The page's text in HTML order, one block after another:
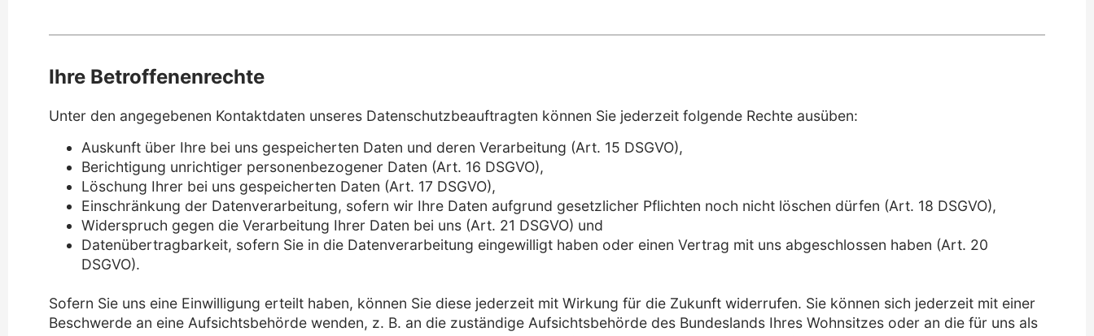
Ihre Betroffenenrechte
Unter den angegebenen Kontaktdaten unseres Datenschutzbeauftragten können Sie jederzeit folgende Rechte ausüben:
Auskunft über Ihre bei uns gespeicherten Daten und deren Verarbeitung (Art. 15 DSGVO),
Berichtigung unrichtiger personenbezogener Daten (Art. 16 DSGVO),
Löschung Ihrer bei uns gespeicherten Daten (Art. 17 DSGVO),
Einschränkung der Datenverarbeitung, sofern wir Ihre Daten aufgrund gesetzlicher Pflichten noch nicht löschen dürfen (Art. 18 DSGVO),
Widerspruch gegen die Verarbeitung Ihrer Daten bei uns (Art. 21 DSGVO) und
Datenübertragbarkeit, sofern Sie in die Datenverarbeitung eingewilligt haben oder einen Vertrag mit uns abgeschlossen haben (Art. 20
DSGVO).
Sofern Sie uns eine Einwilligung erteilt haben, können Sie diese jederzeit mit Wirkung für die Zukunft widerrufen. Sie können sich jederzeit mit einer
Beschwerde an eine Aufsichtsbehörde wenden, z. B. an die zuständige Aufsichtsbehörde des Bundeslands Ihres Wohnsitzes oder an die für uns als